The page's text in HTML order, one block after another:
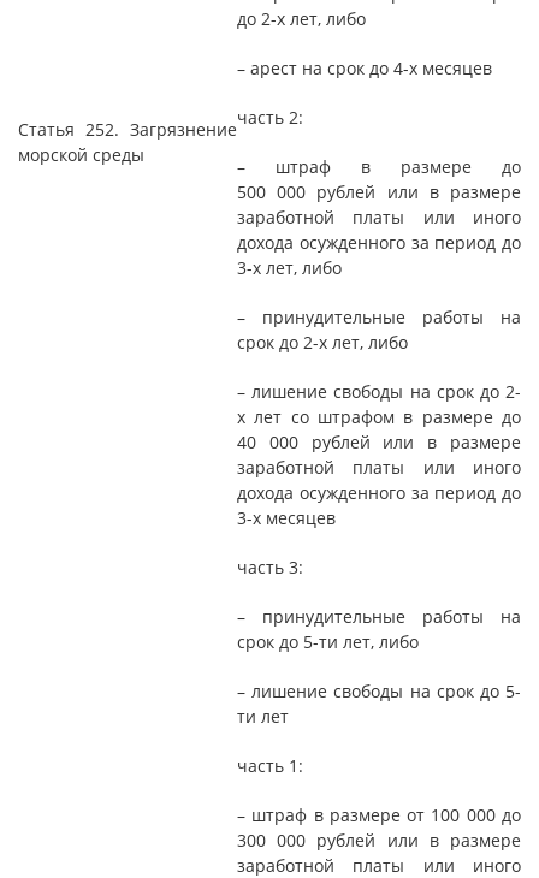
Статья 252. Загрязнение
морской среды
до 2-х лет, либо
– арест на срок до 4-х месяцев
часть 2:
– штраф в размере до
500 000 рублей или в размере
заработной платы или иного
дохода осужденного за период до
3-х лет, либо
– принудительные работы на
срок до 2-х лет, либо
– лишение свободы на срок до 2-
х лет со штрафом в размере до
40 000 рублей или в размере
заработной платы или иного
дохода осужденного за период до
3-х месяцев
часть 3:
– принудительные работы на
срок до 5-ти лет, либо
– лишение свободы на срок до 5-
ти лет
часть 1:
– штраф в размере от 100 000 до
300 000 рублей или в размере
заработной платы или иного